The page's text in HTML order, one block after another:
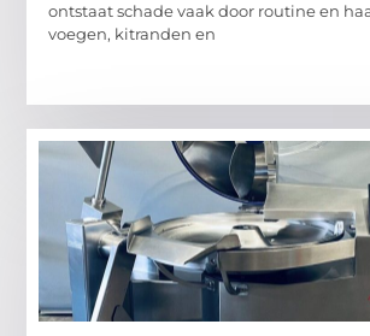
ontstaat schade vaak door routine en
voegen, kitranden en